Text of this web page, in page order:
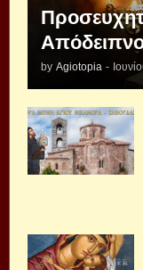
by Agiotopia -